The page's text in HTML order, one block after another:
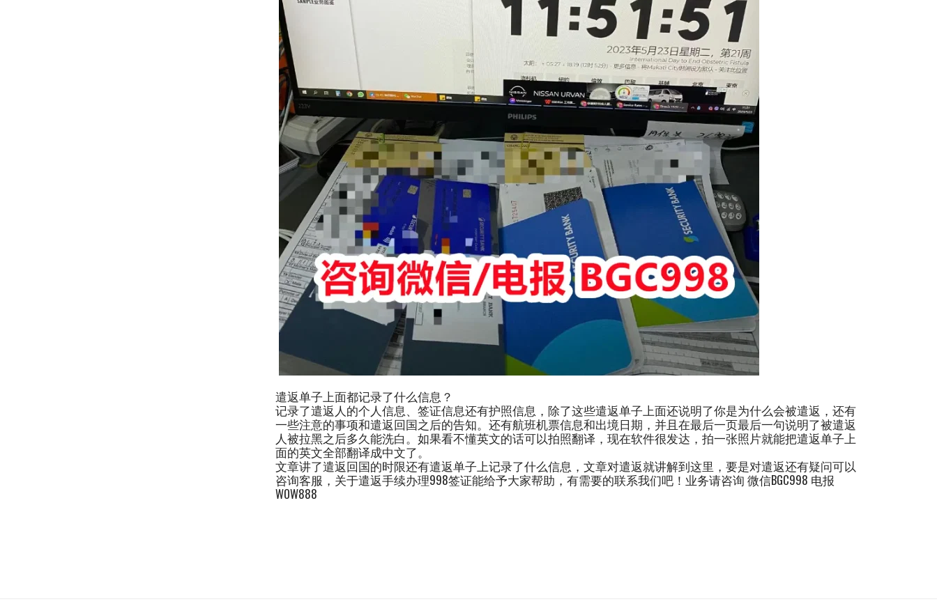
遣返单子上面都记录了什么信息？
记录了遣返人的个人信息、签证信息还有护照信息，除了这些遣返单子上面还说明了你是为什么会被遣返，还有
一些注意的事项和遣返回国之后的告知。还有航班机票信息和出境日期，并且在最后一页最后一句说明了被遣返
人被拉黑之后多久能洗白。如果看不懂英文的话可以拍照翻译，现在软件很发达，拍一张照片就能把遣返单子上
面的英文全部翻译成中文了。
文章讲了遣返回国的时限还有遣返单子上记录了什么信息，文章对遣返就讲解到这里，要是对遣返还有疑问可以
咨询客服，关于遣返手续办理998签证能给予大家帮助，有需要的联系我们吧！业务请咨询 微信BGC998 电报
WOW888